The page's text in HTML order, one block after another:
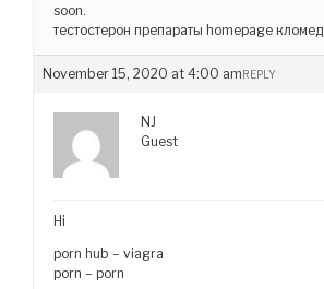
soon.
тестостерон препараты homepage кломед
November 15, 2020 at 4:00 amREPLY
NJ
Guest
Hi
porn hub – viagra
porn – porn